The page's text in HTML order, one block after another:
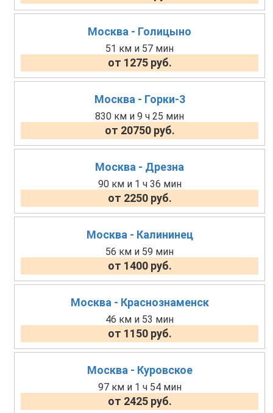
Москва - Голицыно
51 км и 57 мин
от 1275 руб.
Москва - Горки-3
830 км и 9 ч 25 мин
от 20750 руб.
Москва - Дрезна
90 км и 1 ч 36 мин
от 2250 руб.
Москва - Калининец
56 км и 59 мин
от 1400 руб.
Москва - Краснознаменск
46 км и 53 мин
от 1150 руб.
Москва - Куровское
97 км и 1 ч 54 мин
от 2425 руб.